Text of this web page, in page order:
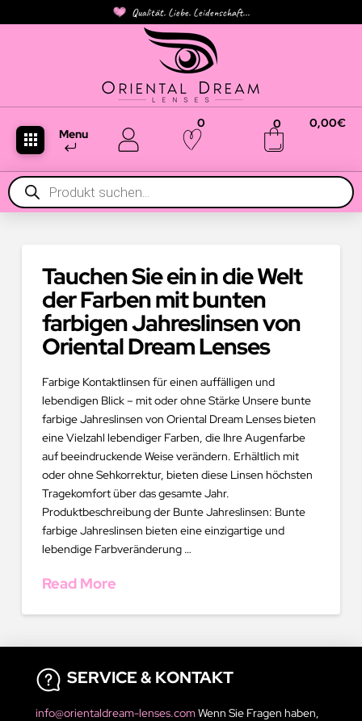
Qualität. Liebe. Leidenschaft...
Menu
0 0 0,00€
Products
search
Tauchen Sie ein in die Welt
der Farben mit bunten
farbigen Jahreslinsen von
Oriental Dream Lenses
Farbige Kontaktlinsen für einen auffälligen und
lebendigen Blick – mit oder ohne Stärke Unsere bunte
farbige Jahreslinsen von Oriental Dream Lenses bieten
eine Vielzahl lebendiger Farben, die Ihre Augenfarbe
auf beeindruckende Weise verändern. Erhältlich mit
oder ohne Sehkorrektur, bieten diese Linsen höchsten
Tragekomfort über das gesamte Jahr.
Produktbeschreibung der Bunte Jahreslinsen: Bunte
farbige Jahreslinsen bieten eine einzigartige und
lebendige Farbveränderung …
Read More
SERVICE & KONTAKT
info@orientaldream-lenses.comWenn Sie Fragen haben,